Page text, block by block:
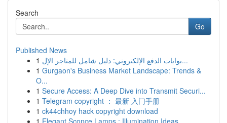
Search
Go
Published News
1
بوابات الدفع الإلكتروني: دليل شامل للمتاجر الإل...
1 Gurgaon's Business Market Landscape: Trends &
O...
1 Secure Access: A Deep Dive into Transmit Securi...
1 Telegram copyright ： 最新 入门手册
1 ck44chhoy hack copyright download
1 Elegant Sconce Lamps : Illumination Ideas ...